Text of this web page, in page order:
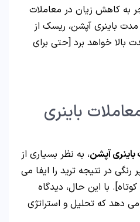
به کاهش زیان در معاملات
باینری آپشن، ریسک از
بالا خواهد برد [حتی برای
باینری
آپشن، به نظر بسیاری از
در نتیجه ترید را ایفا می
با این حال، دیدگاه
دهد که تحلیل و استراتژی